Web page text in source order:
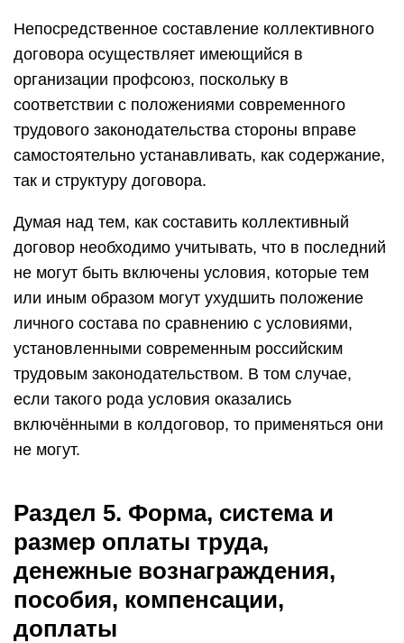
Непосредственное составление коллективного
договора осуществляет имеющийся в
организации профсоюз, поскольку в
соответствии с положениями современного
трудового законодательства стороны вправе
самостоятельно устанавливать, как содержание,
так и структуру договора.
Думая над тем, как составить коллективный
договор необходимо учитывать, что в последний
не могут быть включены условия, которые тем
или иным образом могут ухудшить положение
личного состава по сравнению с условиями,
установленными современным российским
трудовым законодательством. В том случае,
если такого рода условия оказались
включёнными в колдоговор, то применяться они
не могут.
Раздел 5. Форма, система и
размер оплаты труда,
денежные вознаграждения,
пособия, компенсации,
доплаты